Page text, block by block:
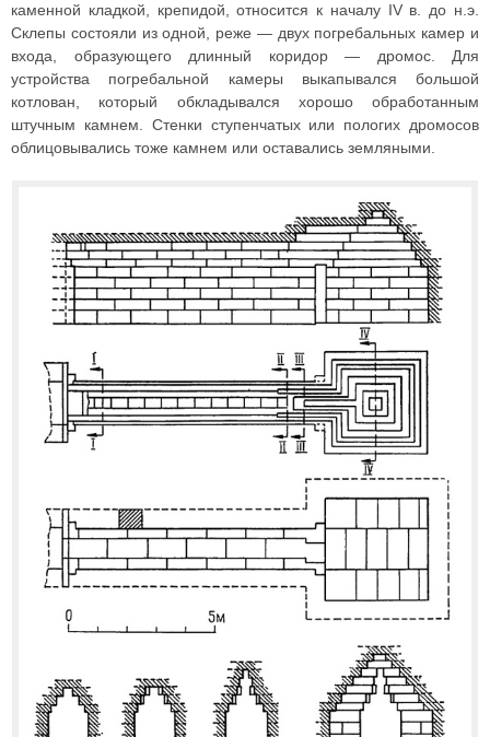
каменной кладкой, крепидой, относится к началу IV в. до н.э.
Склепы состояли из одной, реже — двух погребальных камер и
входа, образующего длинный коридор — дромос. Для
устройства погребальной камеры выкапывался большой
котлован, который обкладывался хорошо обработанным
штучным камнем. Стенки ступенчатых или пологих дромосов
облицовывались тоже камнем или оставались земляными.